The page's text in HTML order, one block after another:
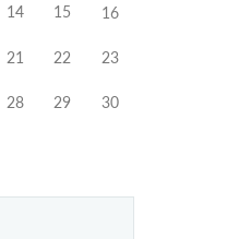
14 15 16
21 22 23
28 29 30